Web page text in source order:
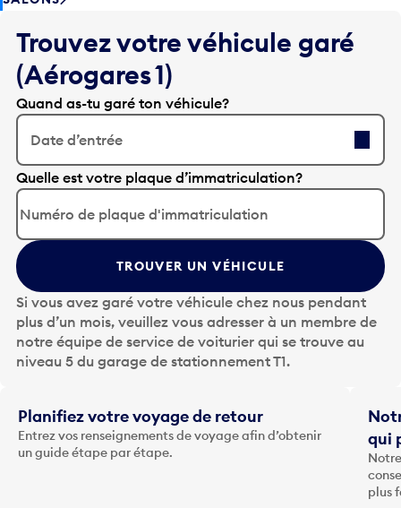
Trouvez votre véhicule garé
(Aérogares 1)
Quand as-tu garé ton véhicule?
Date d’entrée
A
p
p
u
y
e
z
s
u
r
l
t
o
u
Quelle est votre plaque d’immatriculation?
TROUVER UN VÉHICULE
Si vous avez garé votre véhicule chez nous pendant
plus d’un mois, veuillez vous adresser à un membre de
notre équipe de service de voiturier qui se trouve au
niveau 5 du garage de stationnement T1.
Planifiez votre voyage de retour
Entrez vos renseignements de voyage afin d’obtenir
un guide étape par étape.
qui
plus